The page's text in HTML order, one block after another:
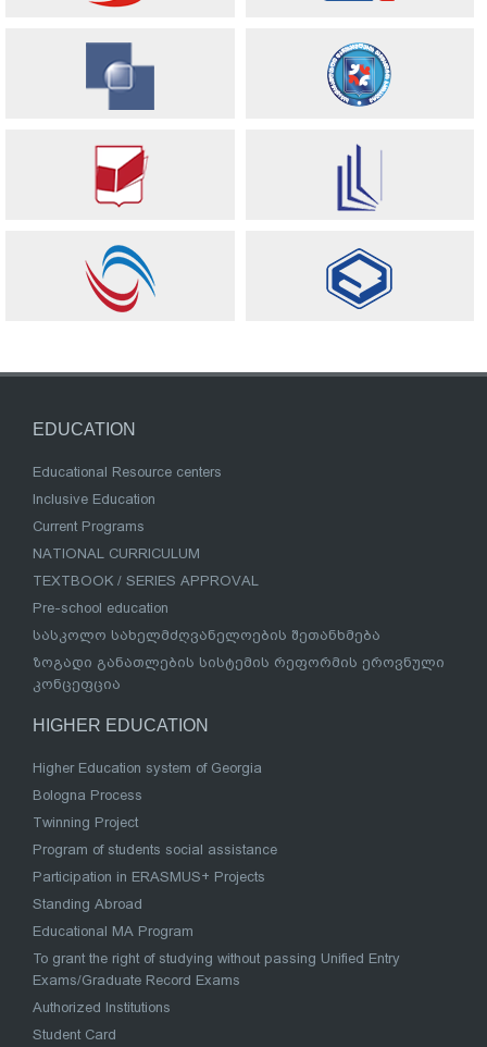
EDUCATION
Educational Resource centers
Inclusive Education
Current Programs
NATIONAL CURRICULUM
TEXTBOOK / SERIES APPROVAL
Pre-school education
სასკოლო სახელმძღვანელოების შეთანხმება
ზოგადი განათლების სისტემის რეფორმის ეროვნული
კონცეფცია
HIGHER EDUCATION
Higher Education system of Georgia
Bologna Process
Twinning Project
Program of students social assistance
Participation in ERASMUS+ Projects
Standing Abroad
Educational MA Program
To grant the right of studying without passing Unified Entry
Exams/Graduate Record Exams
Authorized Institutions
Student Card